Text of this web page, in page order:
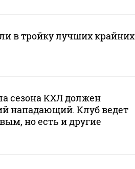
в тройку лучших крайних
сезона КХЛ должен
нападающий. Клуб ведет
но есть и другие